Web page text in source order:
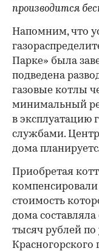
производится
Напомним, что
Парке» была
подведена
газовые котлы
минимальный
в эксплуатацию
службами.
дома
Приобретая
стоимость
дома
тысяч рублей по
Красногорского